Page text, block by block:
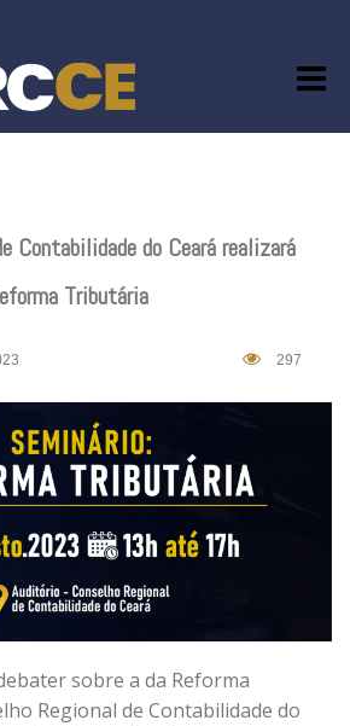
Contabilidade do Ceará realizará
Tributária
297
sobre a da Reforma
Regional de Contabilidade do